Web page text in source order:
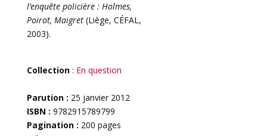
l’enquête policière : Holmes,
Poirot, Maigret(Liège, CÉFAL,
2003).
Collection: En question
Parution : 25 janvier 2012
ISBN : 9782915789799
Pagination : 200 pages